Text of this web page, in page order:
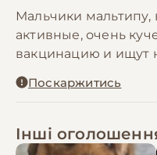
Мальчики мальтипу,
активные, очень
вакцинацию и ищут
Поскаржитись
Інші